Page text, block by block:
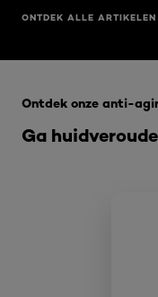
ONTDEK ALLE ARTIKELEN
Ga
Ontdek onze anti-